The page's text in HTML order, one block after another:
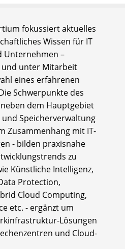
fokussiert aktuelles
Wissen für IT
Unternehmen –
und unter Mitarbeit
eines erfahrenen
Schwerpunkte des
dem Hauptgebiet
Speicherverwaltung
Zusammenhang mit IT-
- bilden praxisnahe
zu
Künstliche Intelligenz,
Protection,
Cloud Computing,
etc. - ergänzt um
Lösungen
und Cloud-